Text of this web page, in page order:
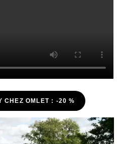
CHEZ OMLET : -20 %